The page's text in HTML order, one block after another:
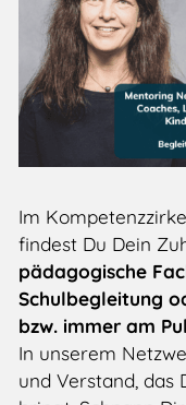
Im
findest Du Dein
pädagogische
Schulbegleitung
bzw. immer am
In unserem
und Verstand, das